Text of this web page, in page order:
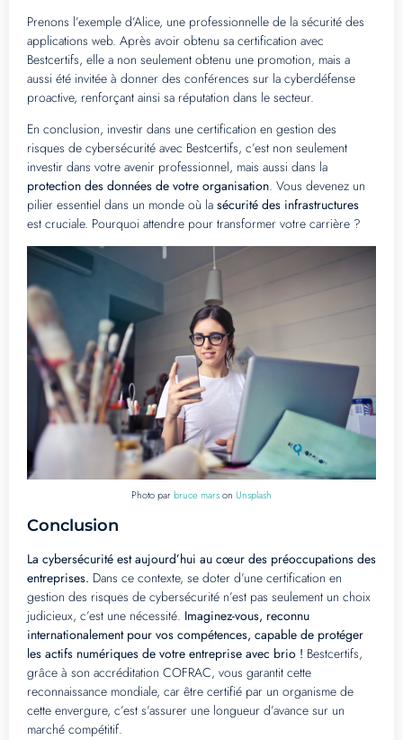
Prenons l’exemple d’Alice, une professionnelle de la sécurité des
applications web. Après avoir obtenu sa certification avec
Bestcertifs, elle a non seulement obtenu une promotion, mais a
aussi été invitée à donner des conférences sur la cyberdéfense
proactive, renforçant ainsi sa réputation dans le secteur.
En conclusion, investir dans une certification en gestion des
risques de cybersécurité avec Bestcertifs, c’est non seulement
investir dans votre avenir professionnel, mais aussi dans la
protection des données de votre organisation. Vous devenez un
pilier essentiel dans un monde où la sécurité des infrastructures
est cruciale. Pourquoi attendre pour transformer votre carrière ?
Photo parbruce marson Unsplash
Conclusion
La cybersécurité est aujourd’hui au cœur des préoccupations des
entreprises. Dans ce contexte, se doter d’une certification en
gestion des risques de cybersécurité n’est pas seulement un choix
judicieux, c’est une nécessité. Imaginez-vous, reconnu
internationalement pour vos compétences, capable de protéger
les actifs numériques de votre entreprise avec brio ! Bestcertifs,
grâce à son accréditation COFRAC, vous garantit cette
reconnaissance mondiale, car être certifié par un organisme de
cette envergure, c’est s’assurer une longueur d’avance sur un
marché compétitif.